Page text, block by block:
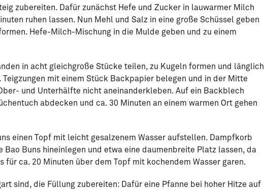
zubereiten. Dafür zunächst Hefe und Zucker in lauwarmer Milch
ruhen lassen. Nun Mehl und Salz in eine große Schüssel geben
Hefe-Milch-Mischung in die Mulde geben und zu einem
in acht gleichgroße Stücke teilen, zu Kugeln formen und länglich
mit einem Stück Backpapier belegen und in der Mitte
und Unterhälfte nicht aneinanderkleben. Auf ein Backblech
abdecken und ca. 30 Minuten an einem warmen Ort gehen
einen Topf mit leicht gesalzenem Wasser aufstellen. Dampfkorb
Bao Buns hineinlegen und etwa eine daumenbreite Platz lassen, da
für ca. 20 Minuten über dem Topf mit kochendem Wasser garen.
sind, die Füllung zubereiten: Dafür eine Pfanne bei hoher Hitze auf